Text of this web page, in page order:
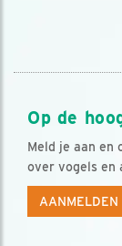
Op de
Meld je aan en
over vogels en
AANMELDEN